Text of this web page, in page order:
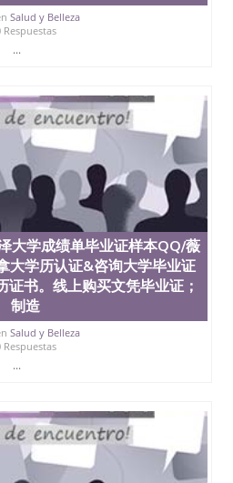
Salud y Belleza
Respuestas
...
大学成绩单毕业证样本QQ/薇
学历认证&咨询大学毕业证
书。线上购买文凭毕业证；
制造
Salud y Belleza
Respuestas
...